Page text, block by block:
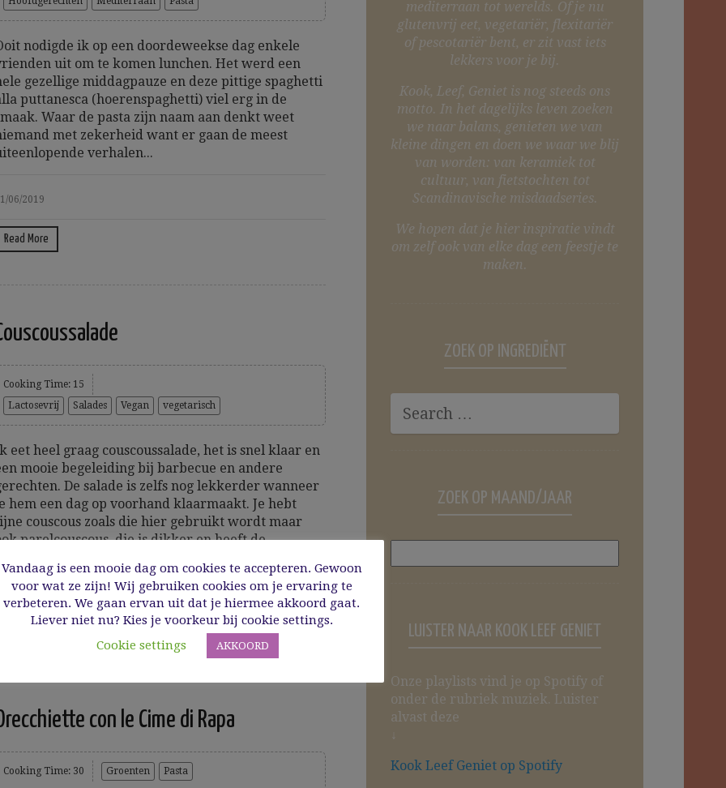
nodigde ik op een doordeweekse dag enkele
uit om te komen lunchen. Het werd een
gezellige middagpauze en deze pittige spaghetti
puttanesca (hoerenspaghetti) viel erg in de
Waar de pasta zijn naam aan denkt weet
met zekerheid want er gaan de meest
verhalen...
06/2019
Read More
Cooking Time: 15
Lactosevrij
Salades Vegan vegetarisch
eet heel graag couscoussalade, het is snel klaar en
mooie begeleiding bij barbecue en andere
De salade is zelfs nog lekkerder wanneer
hem een dag op voorhand klaarmaakt. Je hebt
couscous zoals die hier gebruikt wordt maar
parelcouscous, die is dikker en heeft de...
06/2019
Read More
con le Cime di Rapa
Cooking Time: 30 Groenten Pasta
mediterraan tot werelds. Of je nu
glutenvrij eet, vegetariër, flexitariër
of pescotariër bent, er zit vast iets
lekkers voor je bij.
Kook, Leef, Geniet is nog steeds ons
motto. In het dagelijks leven zoeken
we naar balans, genieten we van
kleine dingen en doen we waar we blij
van worden: van keramiek tot
cultuur, van fietstochten tot
Scandinavische misdaadseries.
We hopen dat je hier inspiratie vindt
om zelf ook van elke dag een feestje te
maken.
ZOEK OP INGREDIËNT
ZOEK OP MAAND/JAAR
LUISTER NAAR KOOK LEEF GENIET
Onze playlists vind je op Spotify of
onder de rubriek muziek. Luister
alvast deze
↓
Kook Leef Geniet op Spotify
Vandaag is een mooie dag om cookies te accepteren. Gewoon
voor wat ze zijn! Wij gebruiken cookies om je ervaring te
verbeteren. We gaan ervan uit dat je hiermee akkoord gaat.
Liever niet nu? Kies je voorkeur bij cookie settings.
Cookie settings
AKKOORD